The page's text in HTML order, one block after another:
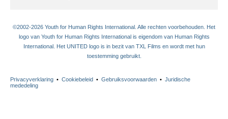
©2002-2026 Youth for Human Rights International. Alle rechten voorbehouden. Het
logo van Youth for Human Rights International is eigendom van Human Rights
International. Het UNITED logo is in bezit van TXL Films en wordt met hun
toestemming gebruikt.
Privacyverklaring • Cookiebeleid • Gebruiksvoorwaarden • Juridische
mededeling